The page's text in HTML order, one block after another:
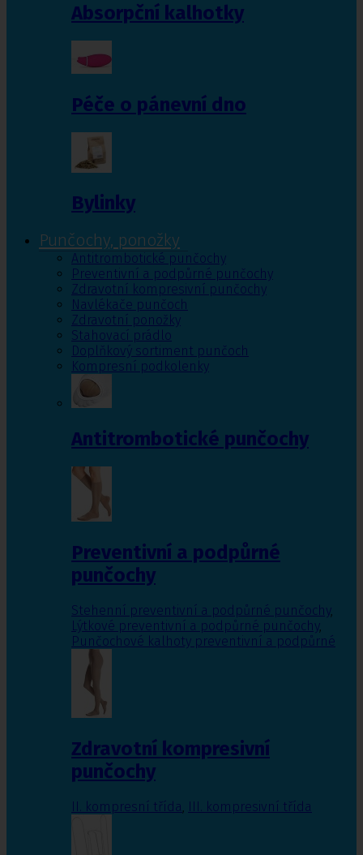
Absorpční kalhotky
Péče o pánevní dno
Bylinky
Punčochy, ponožky
Antitrombotické punčochy
Preventivní a podpůrné punčochy
Zdravotní kompresivní punčochy
Navlékače punčoch
Zdravotní ponožky
Stahovací prádlo
Doplňkový sortiment punčoch
Kompresní podkolenky
Antitrombotické punčochy
Preventivní a podpůrné
punčochy
Stehenní preventivní a podpůrné punčochy,
Lýtkové preventivní a podpůrné punčochy,
Punčochové kalhoty preventivní a podpůrné
Zdravotní kompresivní
punčochy
II. kompresní třída III. kompresivní třída